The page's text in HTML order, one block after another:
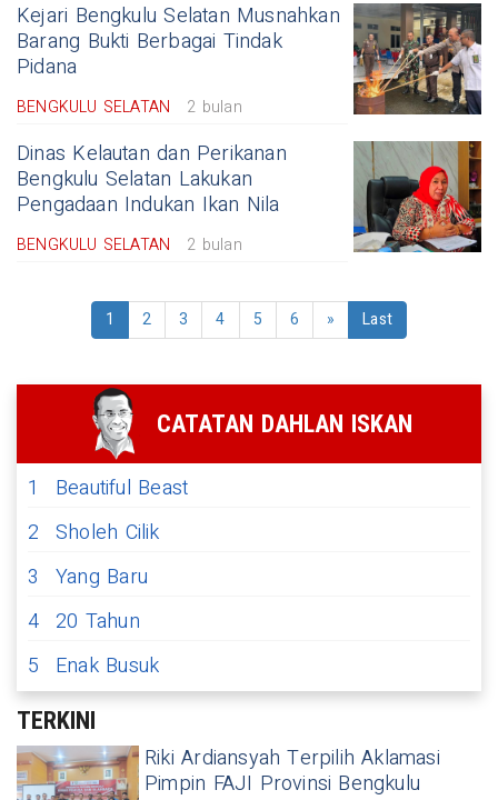
Kejari Bengkulu Selatan Musnahkan
Barang Bukti Berbagai Tindak
Pidana
BENGKULU SELATAN 2 bulan
Dinas Kelautan dan Perikanan
Bengkulu Selatan Lakukan
Pengadaan Indukan Ikan Nila
BENGKULU SELATAN 2 bulan
1 2 3 4 5 6 » Last
CATATAN DAHLAN ISKAN
1
Beautiful Beast
2 Sholeh Cilik
3
Yang Baru
4 20 Tahun
5
Enak Busuk
TERKINI
Riki Ardiansyah Terpilih Aklamasi
Pimpin FAJI Provinsi Bengkulu